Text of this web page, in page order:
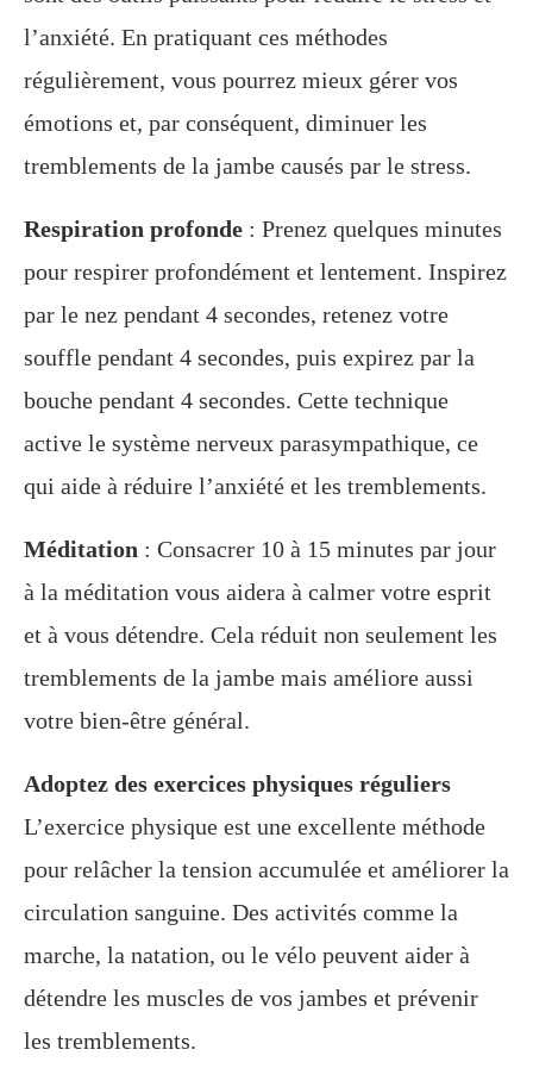
l’anxiété. En pratiquant ces méthodes
régulièrement, vous pourrez mieux gérer vos
émotions et, par conséquent, diminuer les
tremblements de la jambe causés par le stress.
Respiration profonde : Prenez quelques minutes
pour respirer profondément et lentement. Inspirez
par le nez pendant 4 secondes, retenez votre
souffle pendant 4 secondes, puis expirez par la
bouche pendant 4 secondes. Cette technique
active le système nerveux parasympathique, ce
qui aide à réduire l’anxiété et les tremblements.
Méditation : Consacrer 10 à 15 minutes par jour
à la méditation vous aidera à calmer votre esprit
et à vous détendre. Cela réduit non seulement les
tremblements de la jambe mais améliore aussi
votre bien-être général.
Adoptez des exercices physiques réguliers
L’exercice physique est une excellente méthode
pour relâcher la tension accumulée et améliorer la
circulation sanguine. Des activités comme la
marche, la natation, ou le vélo peuvent aider à
détendre les muscles de vos jambes et prévenir
les tremblements.